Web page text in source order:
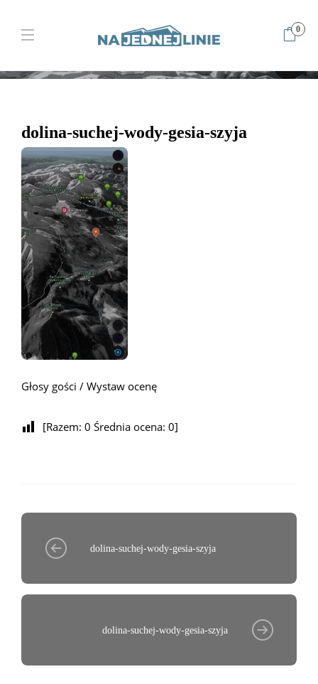
0
Home
Gęsia Szyja, tatrzańska panorama i przysłowiowy indyk, który
dolina-suchej-wody-gesia-szyja
dolina-suchej-wody-gesia-szyja
Głosy gości / Wystaw ocenę
[Razem: 0 Średnia ocena: 0]
dolina-suchej-wody-gesia-szyja
dolina-suchej-wody-gesia-szyja